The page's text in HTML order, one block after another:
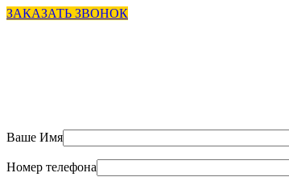
ЗАКАЗАТЬ ЗВОНОК
Ваше Имя
Номер телефона